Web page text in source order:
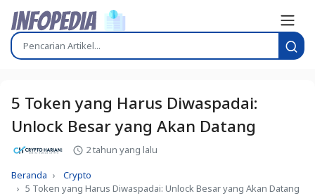
5 Token yang Harus Diwaspadai:
Unlock Besar yang Akan Datang
2 tahun yang lalu
Beranda
Crypto
5 Token yang Harus Diwaspadai: Unlock Besar yang Akan Datang